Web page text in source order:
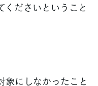
くださいということ
にしなかったこと